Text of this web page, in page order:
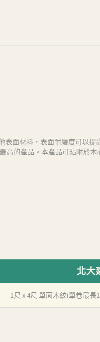
表面材料，表面耐磨度可以
高的產品。本產品可貼附於
北大
1尺 x 4尺 單面木紋(單卷最長